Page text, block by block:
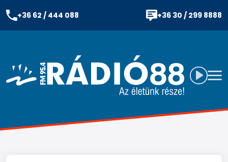
+36 62 / 444 088 +36 30 / 299 8888